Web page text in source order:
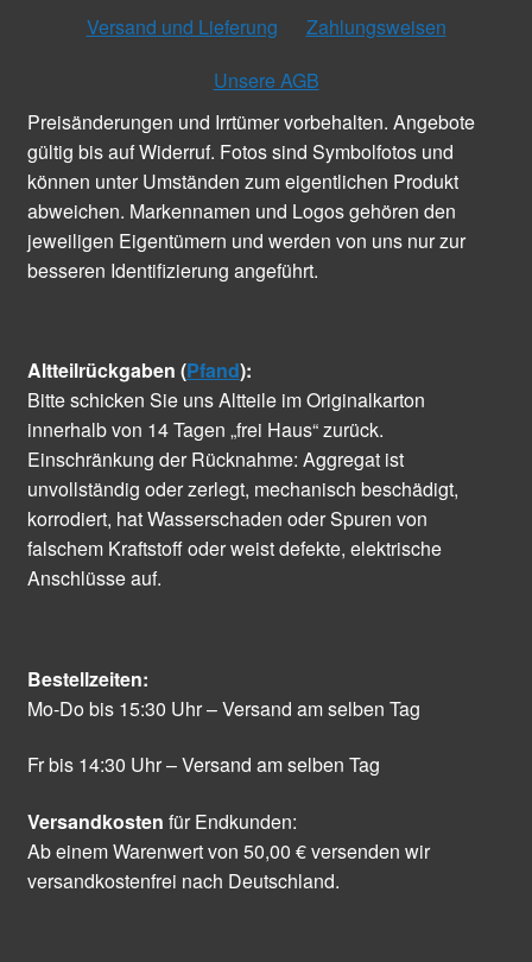
Versand und Lieferung
Zahlungsweisen
Unsere AGB
Preisänderungen und Irrtümer vorbehalten. Angebote
gültig bis auf Widerruf. Fotos sind Symbolfotos und
können unter Umständen zum eigentlichen Produkt
abweichen. Markennamen und Logos gehören den
jeweiligen Eigentümern und werden von uns nur zur
besseren Identifizierung angeführt.
Altteilrückgaben (Pfand):
Bitte schicken Sie uns Altteile im Originalkarton
innerhalb von 14 Tagen „frei Haus“ zurück.
Einschränkung der Rücknahme: Aggregat ist
unvollständig oder zerlegt, mechanisch beschädigt,
korrodiert, hat Wasserschaden oder Spuren von
falschem Kraftstoff oder weist defekte, elektrische
Anschlüsse auf.
Bestellzeiten:
Mo-Do bis 15:30 Uhr – Versand am selben Tag
Fr bis 14:30 Uhr – Versand am selben Tag
Versandkosten für Endkunden:
Ab einem Warenwert von 50,00 € versenden wir
versandkostenfrei nach Deutschland.